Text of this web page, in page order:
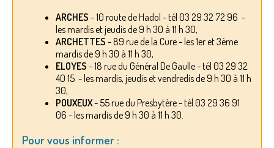
ARCHES - 10 route de Hadol - tél 03 29 32 72 96 -
les mardis et jeudis de 9 h 30 à 11 h 30,
ARCHETTES - 89 rue de la Cure - les 1er et 3ème
mardis de 9 h 30 à 11 h 30,
ELOYES - 18 rue du Général De Gaulle - tél 03 29 32
40 15 - les mardis, jeudis et vendredis de 9 h 30 à 11 h
30,
POUXEUX- 55 rue du Presbytère - tél 03 29 36 91
06 - les mardis de 9 h 30 à 11 h 30.
Pour vous informer :